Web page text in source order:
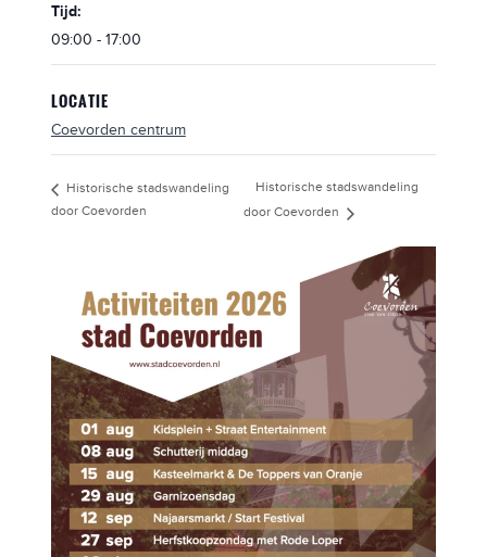
Tijd:
09:00 - 17:00
LOCATIE
Coevorden centrum
Historische stadswandeling
door Coevorden
Historische stadswandeling
door Coevorden